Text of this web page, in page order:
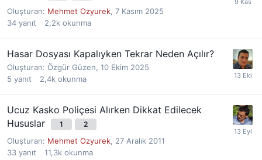
Oluşturan: Mehmet Ozyurek, 7 Kasım 2025
34 yanıt 2,2k okunma
Hasar Dosyası Kapalıyken Tekrar Neden Açılır?
Oluşturan: Özgür Güzen, 10 Ekim 2025
5 yanıt 2,4k okunma
Ucuz Kasko Poliçesi Alırken Dikkat Edilecek
Hususlar
1 2
Oluşturan: Mehmet Ozyurek, 27 Aralık 2011
33 yanıt 11,3k okunma